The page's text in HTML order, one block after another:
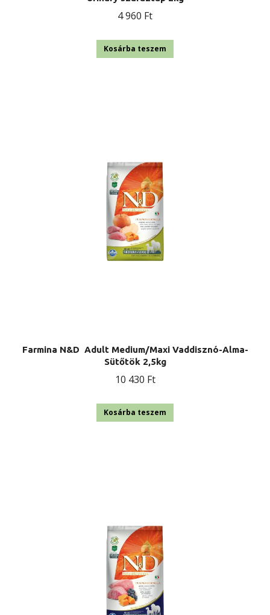
4 960 Ft
Kosárba teszem
Farmina N&D Adult Medium/Maxi Vaddisznó-Alma-
Sütőtök 2,5kg
10 430 Ft
Kosárba teszem